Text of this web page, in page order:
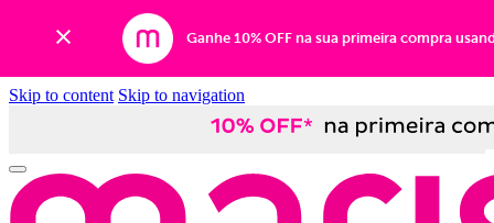
Ganhe 10% OFF na sua primeira compra
Skip to content Skip to navigation